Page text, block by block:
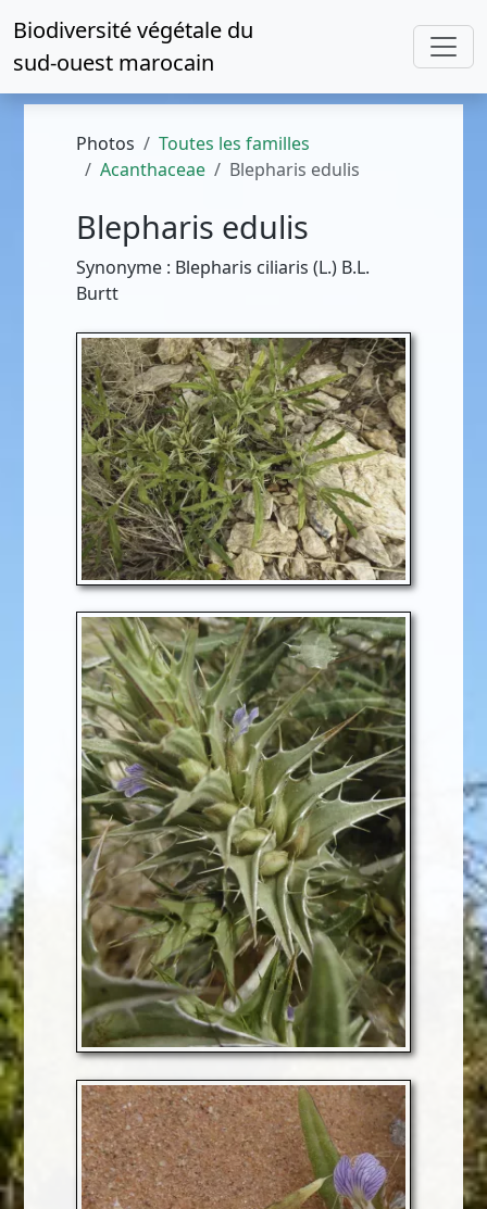
Biodiversité végétale du
sud-ouest marocain
Photos
Toutes les familles
Acanthaceae
Blepharis edulis
Blepharis edulis
Synonyme : Blepharis ciliaris (L.) B.L.
Burtt